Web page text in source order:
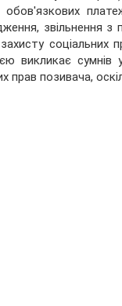
обов'язкових
звільнення
соціальних
викликає
прав позивача,